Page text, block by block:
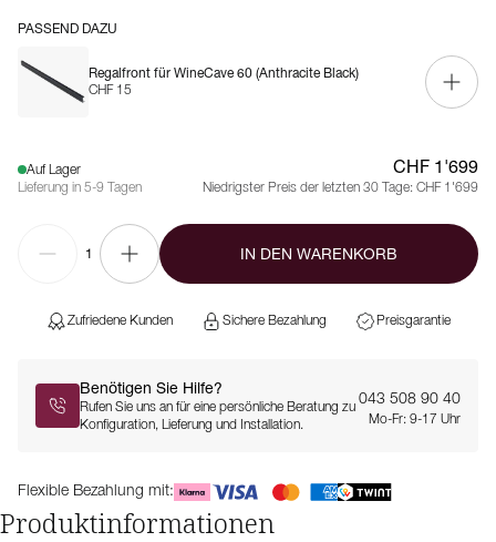
PASSEND DAZU
Regalfront für WineCave 60 (Anthracite Black)
CHF 15
Auf Lager
Lieferung in 5-9 Tagen
CHF 1'699
Niedrigster Preis der letzten 30 Tage: CHF 1'699
1 IN DEN WARENKORB
Zufriedene Kunden Sichere Bezahlung Preisgarantie
Benötigen Sie Hilfe?
Rufen Sie uns an für eine persönliche Beratung zu
Konfiguration, Lieferung und Installation.
043 508 90 40
Mo-Fr: 9-17 Uhr
Flexible Bezahlung mit:
Produktinformationen